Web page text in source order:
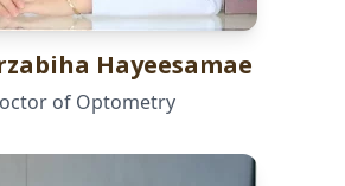
Hayeesamae
of Optometry